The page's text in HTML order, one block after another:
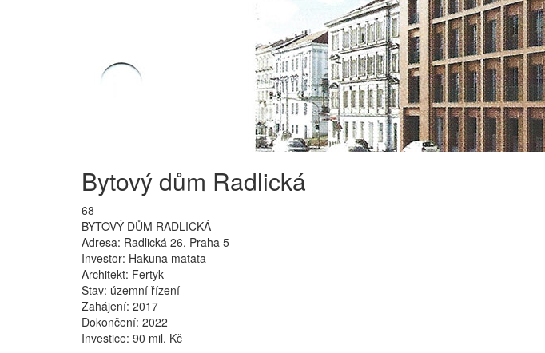
Bytový dům Radlická
68
BYTOVÝ DŮM RADLICKÁ
Adresa: Radlická 26, Praha 5
Investor: Hakuna matata
Architekt: Fertyk
Stav: územní řízení
Zahájení: 2017
Dokončení: 2022
Investice: 90 mil. Kč